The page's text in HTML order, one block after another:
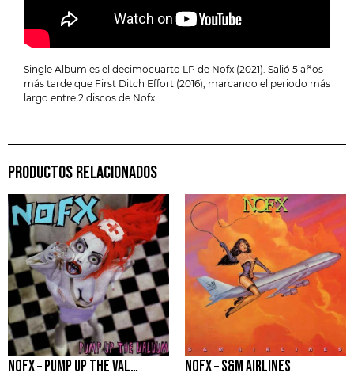
Single Album es el decimocuarto LP de Nofx (2021). Salió 5 años
más tarde que First Ditch Effort (2016), marcando el periodo más
largo entre 2 discos de Nofx.
PRODUCTOS RELACIONADOS
NOFX – PUMP UP THE VALUUM NOFX – S&M AIRLINES